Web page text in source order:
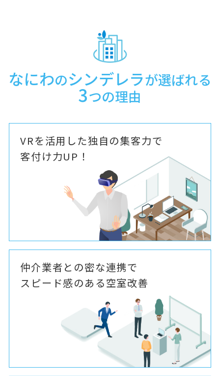
なにわのシンデレラが選ばれる
3つの理由
VRを活用した独自の集客力で
客付け力UP！
仲介業者との密な連携で
スピード感のある空室改善